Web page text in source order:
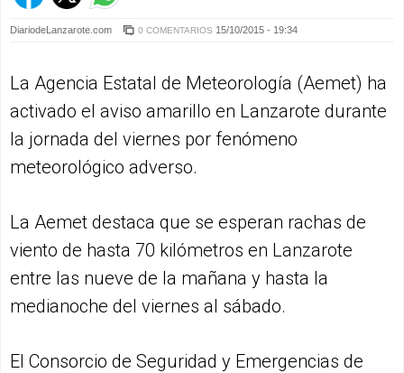
DiariodeLanzarote.com 0 COMENTARIOS 15/10/2015 - 19:34
La Agencia Estatal de Meteorología (Aemet) ha
activado el aviso amarillo en Lanzarote durante
la jornada del viernes por fenómeno
meteorológico adverso.
La Aemet destaca que se esperan rachas de
viento de hasta 70 kilómetros en Lanzarote
entre las nueve de la mañana y hasta la
medianoche del viernes al sábado.
El Consorcio de Seguridad y Emergencias de